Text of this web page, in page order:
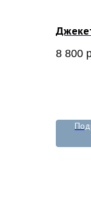
8 800